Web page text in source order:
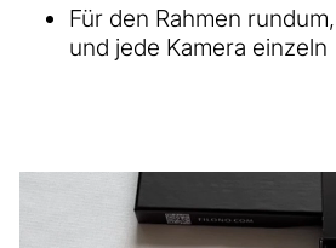
Für den Rahmen
und jede Kamera einzeln